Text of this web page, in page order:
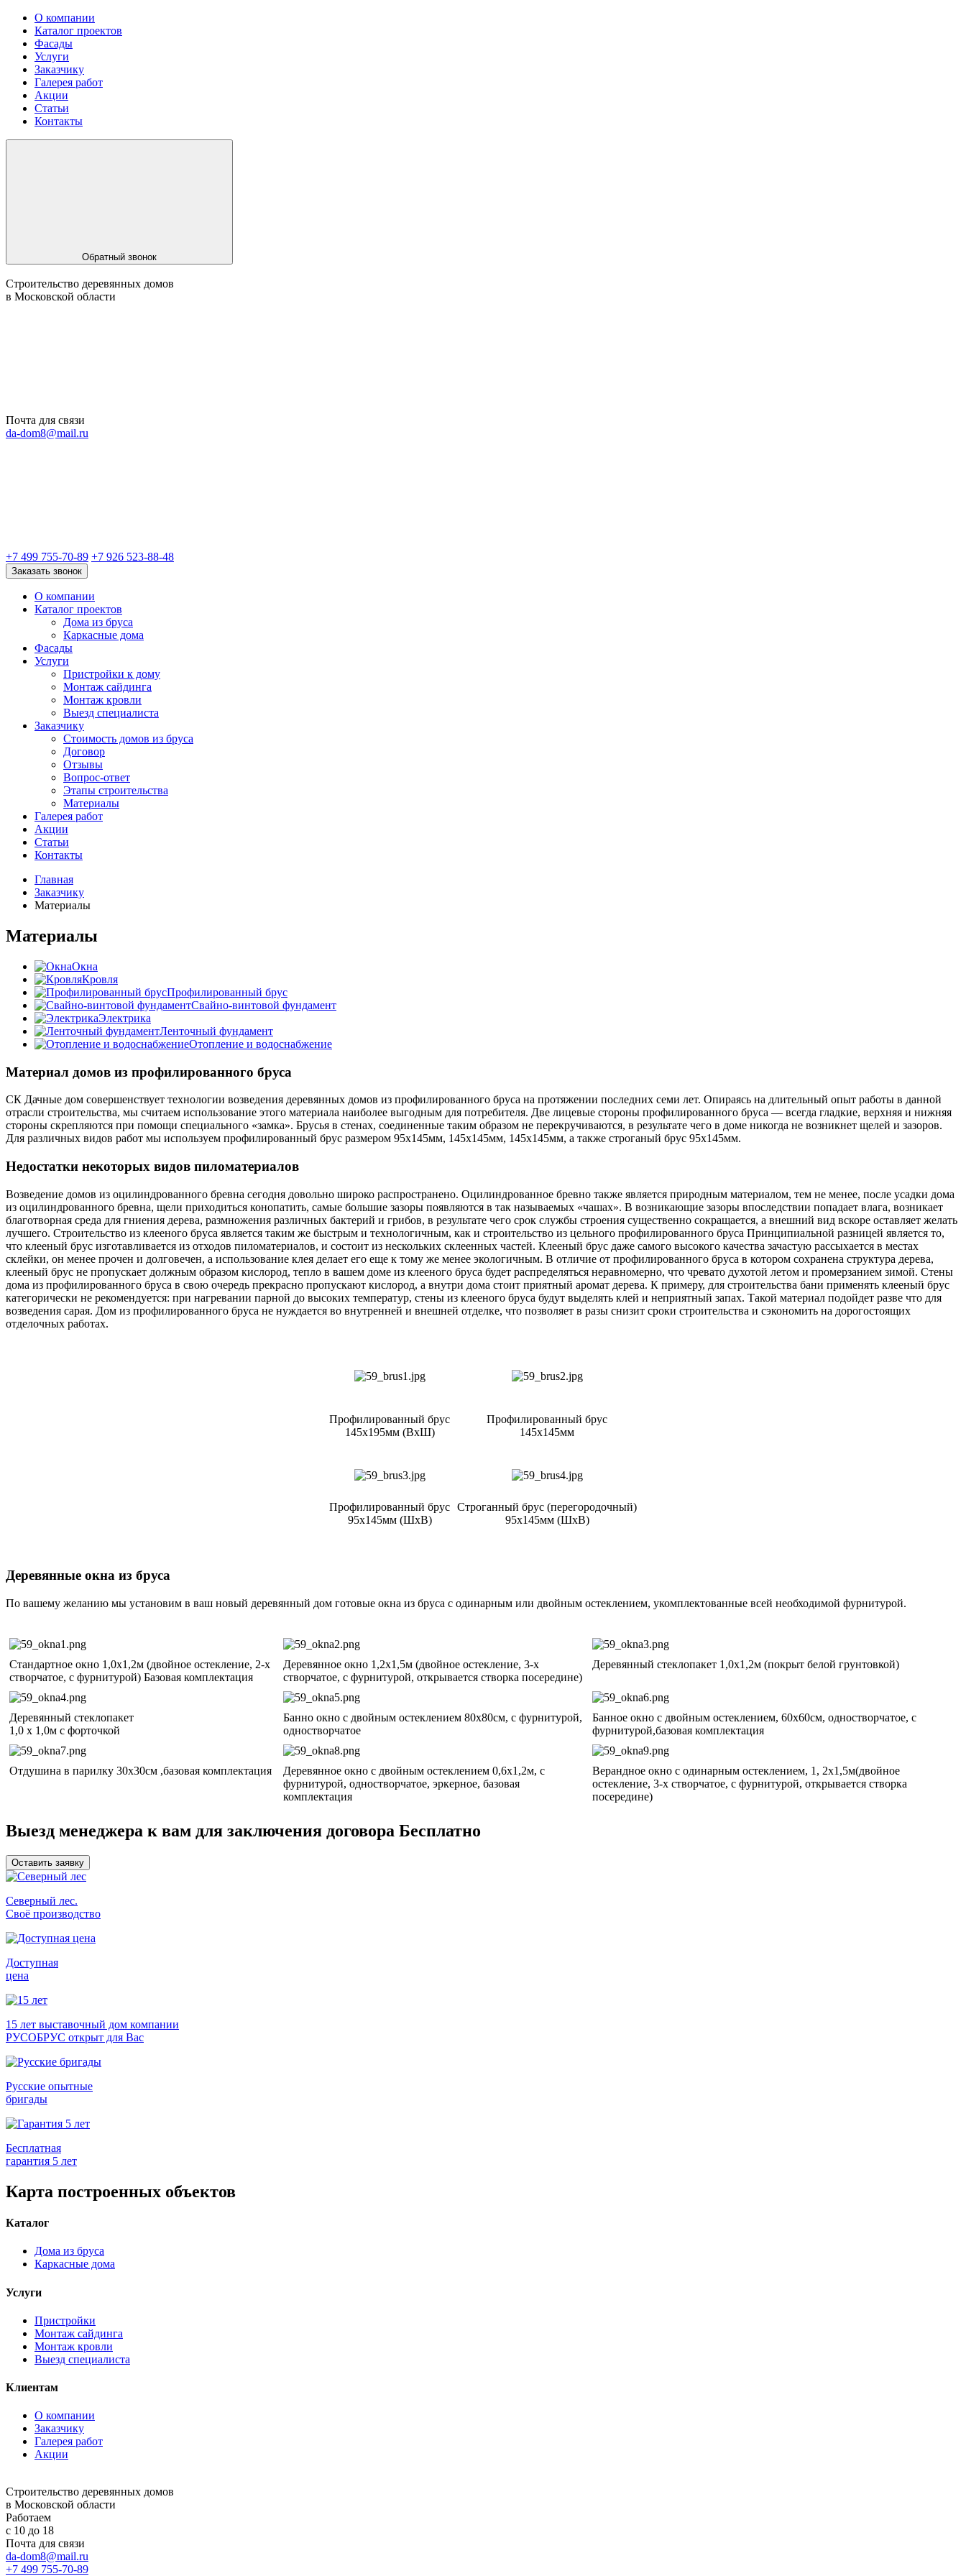
О компании
Каталог проектов
Фасады
Услуги
Заказчику
Галерея работ
Акции
Статьи
Контакты
Обратный звонок
Строительство деревянных домов
в Московской области
Почта для связи
da-dom8@mail.ru
+7 499 755-70-89 +7 926 523-88-48
Заказать звонок
О компании
Каталог проектов
Дома из бруса
Каркасные дома
Фасады
Услуги
Пристройки к дому
Монтаж сайдинга
Монтаж кровли
Выезд специалиста
Заказчику
Стоимость домов из бруса
Договор
Отзывы
Вопрос-ответ
Этапы строительства
Материалы
Галерея работ
Акции
Статьи
Контакты
Главная
Заказчику
Материалы
Материалы
Окна
Кровля
Профилированный брус
Свайно-винтовой фундамент
Электрика
Ленточный фундамент
Отопление и водоснабжение
Материал домов из профилированного бруса
СК Дачные дом совершенствует технологии возведения деревянных домов из профилированного бруса на протяжении последних семи лет. Опираясь на длительный опыт работы в данной
отрасли строительства, мы считаем использование этого материала наиболее выгодным для потребителя. Две лицевые стороны профилированного бруса — всегда гладкие, верхняя и нижняя
стороны скрепляются при помощи специального «замка». Брусья в стенах, соединенные таким образом не перекручиваются, в результате чего в доме никогда не возникнет щелей и зазоров.
Для различных видов работ мы используем профилированный брус размером 95х145мм, 145х145мм, 145х145мм, а также строганый брус 95х145мм.
Недостатки некоторых видов пиломатериалов
Возведение домов из оцилиндрованного бревна сегодня довольно широко распространено. Оцилиндрованное бревно также является природным материалом, тем не менее, после усадки дома
из оцилиндрованного бревна, щели приходиться конопатить, самые большие зазоры появляются в так называемых «чашах». В возникающие зазоры впоследствии попадает влага, возникает
благотворная среда для гниения дерева, размножения различных бактерий и грибов, в результате чего срок службы строения существенно сокращается, а внешний вид вскоре оставляет желать
лучшего. Строительство из клееного бруса является таким же быстрым и технологичным, как и строительство из цельного профилированного бруса Принципиальной разницей является то,
что клееный брус изготавливается из отходов пиломатериалов, и состоит из нескольких склеенных частей. Клееный брус даже самого высокого качества зачастую рассыхается в местах
склейки, он менее прочен и долговечен, а использование клея делает его еще к тому же менее экологичным. В отличие от профилированного бруса в котором сохранена структура дерева,
клееный брус не пропускает должным образом кислород, тепло в вашем доме из клееного бруса будет распределяться неравномерно, что чревато духотой летом и промерзанием зимой. Стены
дома из профилированного бруса в свою очередь прекрасно пропускают кислород, а внутри дома стоит приятный аромат дерева. К примеру, для строительства бани применять клееный брус
категорически не рекомендуется: при нагревании парной до высоких температур, стены из клееного бруса будут выделять клей и неприятный запах. Такой материал подойдет разве что для
возведения сарая. Дом из профилированного бруса не нуждается во внутренней и внешней отделке, что позволяет в разы снизит сроки строительства и сэкономить на дорогостоящих
отделочных работах.
Профилированный брус
145х195мм (ВхШ)
Профилированный брус
145х145мм
Профилированный брус
95х145мм (ШхВ)
Строганный брус (перегородочный)
95х145мм (ШхВ)
Деревянные окна из бруса
По вашему желанию мы установим в ваш новый деревянный дом готовые окна из бруса с одинарным или двойным остеклением, укомплектованные всей необходимой фурнитурой.
Стандартное окно 1,0х1,2м (двойное остекление, 2-х
створчатое, с фурнитурой) Базовая комплектация
Деревянное окно 1,2х1,5м (двойное остекление, 3-х
створчатое, с фурнитурой, открывается створка посередине)
Деревянный стеклопакет 1,0х1,2м (покрыт белой грунтовкой)
Деревянный стеклопакет
1,0 х 1,0м с форточкой
Банно окно с двойным остеклением 80х80см, с фурнитурой,
одностворчатое
Банное окно с двойным остеклением, 60х60см, одностворчатое, с
фурнитурой,базовая комплектация
Отдушина в парилку 30х30см ,базовая комплектация
Деревянное окно с двойным остеклением 0,6х1,2м, с
фурнитурой, одностворчатое, эркерное, базовая
комплектация
Верандное окно с одинарным остеклением, 1, 2х1,5м(двойное
остекление, 3-х створчатое, с фурнитурой, открывается створка
посередине)
Выезд менеджера к вам для заключения договора Бесплатно
Оставить заявку
Северный лес.
Своё производство
Доступная
цена
15 лет выставочный дом компании
РУСОБРУС открыт для Вас
Русские опытные
бригады
Бесплатная
гарантия 5 лет
Карта построенных объектов
Каталог
Дома из бруса
Каркасные дома
Услуги
Пристройки
Монтаж сайдинга
Монтаж кровли
Выезд специалиста
Клиентам
О компании
Заказчику
Галерея работ
Акции
Строительство деревянных домов
в Московской области
Работаем
с 10 до 18
Почта для связи
da-dom8@mail.ru
+7 499 755-70-89